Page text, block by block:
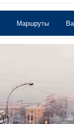
Маршруты